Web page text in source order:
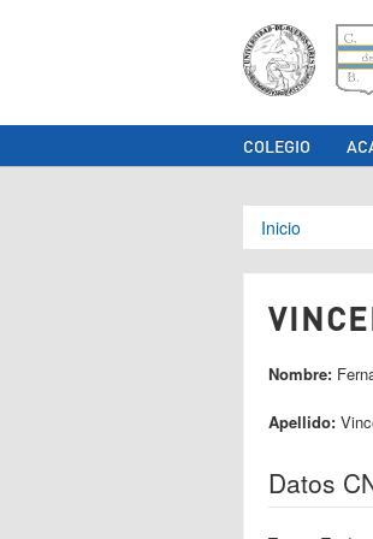
COLEGIO
Se
Inicio
Nombre:
Apellido:
Datos